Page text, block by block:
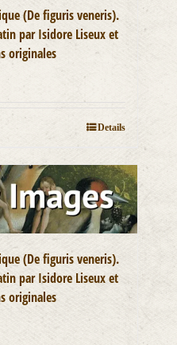
(De figuris veneris).
par Isidore Liseux et
originales
Details
(De figuris veneris).
par Isidore Liseux et
originales